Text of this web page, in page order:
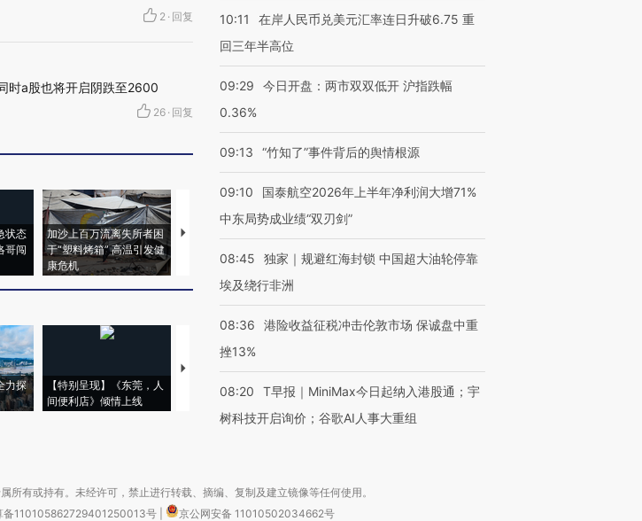
2 · 回复
时a股也将开启阴跌至2600
26 · 回复
状态
哥闯
加沙上百万流离失所者困
于“塑料烤箱” 高温引发健
康危机
马航飞行员跨国走私7万
粒摇头丸 尿检体内含3种
泽连斯基密集出访美英 索
要防空导弹“救急”
秘鲁纳斯卡观光飞机坠毁
13人遇难
力探
【特别呈现】《东莞，人
间便利店》倾情上线
【推广】走进第四届链博
会，让数智科技“链”接产
【特别呈现】寻找100种
有意思的生活方式·第三对
【商旅对话】华住集团
CFO：不靠规模取胜，华
住三大增长引擎是什么？
10:11
在岸人民币兑美元汇率连日升破6.75 重
回三年半高位
09:29
今日开盘：两市双双低开 沪指跌幅
0.36%
09:13 “竹知了”事件背后的舆情根源
09:10
国泰航空2026年上半年净利润大增71%
中东局势成业绩“双刃剑”
08:45
独家｜规避红海封锁 中国超大油轮停靠
埃及绕行非洲
08:36
港险收益征税冲击伦敦市场 保诚盘中重
挫13%
08:20
T早报｜MiniMax今日起纳入港股通；宇
树科技开启询价；谷歌AI人事大重组
有或持有。未经许可，禁止进行转载、摘编、复制及建立镜像等任何使用。
备110105862729401250013号
京公网安备 11010502034662号